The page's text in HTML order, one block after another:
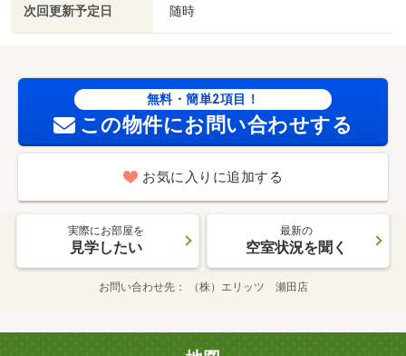
次回更新予定日 随時
無料・簡単2項目！
この物件にお問い合わせする
お気に入りに追加する
実際にお部屋を
見学したい
最新の
空室状況を聞く
お問い合わせ先 （株）エリッツ 瀬田店